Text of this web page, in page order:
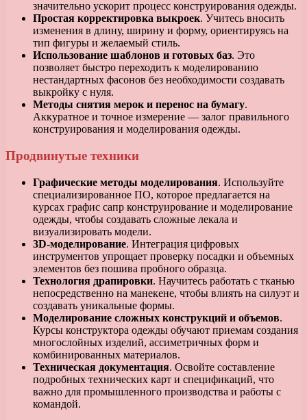
значительно ускорит процесс конструирования одежды.
Простая корректировка выкроек. Учитесь вносить
изменения в длину, ширину и форму, ориентируясь на
тип фигуры и желаемый стиль.
Использование шаблонов и готовых баз. Это
позволяет быстро переходить к моделированию
нестандартных фасонов без необходимости создавать
выкройку с нуля.
Методы снятия мерок и перенос на бумагу.
Аккуратное и точное измерение — залог правильного
конструирования и моделирования одежды.
Продвинутые техники
Графические методы моделирования. Используйте
специализированное ПО, которое предлагается на
курсах графис сапр конструирование и моделирование
одежды, чтобы создавать сложные лекала и
визуализировать модели.
3D-моделирование. Интеграция цифровых
инструментов упрощает проверку посадки и объемных
элементов без пошива пробного образца.
Технология драпировки. Научитесь работать с тканью
непосредственно на манекене, чтобы влиять на силуэт и
создавать уникальные формы.
Моделирование сложных конструкций и объемов.
Курсы конструктора одежды обучают приемам создания
многослойных изделий, ассиметричных форм и
комбинированных материалов.
Техническая документация. Освойте составление
подробных технических карт и спецификаций, что
важно для промышленного производства и работы с
командой.